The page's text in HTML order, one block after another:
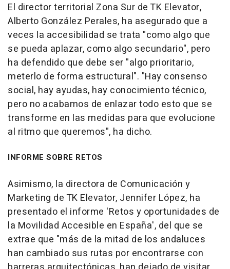
El director territorial Zona Sur de TK Elevator,
Alberto González Perales, ha asegurado que a
veces la accesibilidad se trata "como algo que
se pueda aplazar, como algo secundario", pero
ha defendido que debe ser "algo prioritario,
meterlo de forma estructural". "Hay consenso
social, hay ayudas, hay conocimiento técnico,
pero no acabamos de enlazar todo esto que se
transforme en las medidas para que evolucione
al ritmo que queremos", ha dicho.
INFORME SOBRE RETOS
Asimismo, la directora de Comunicación y
Marketing de TK Elevator, Jennifer López, ha
presentado el informe 'Retos y oportunidades de
la Movilidad Accesible en España', del que se
extrae que "más de la mitad de los andaluces
han cambiado sus rutas por encontrarse con